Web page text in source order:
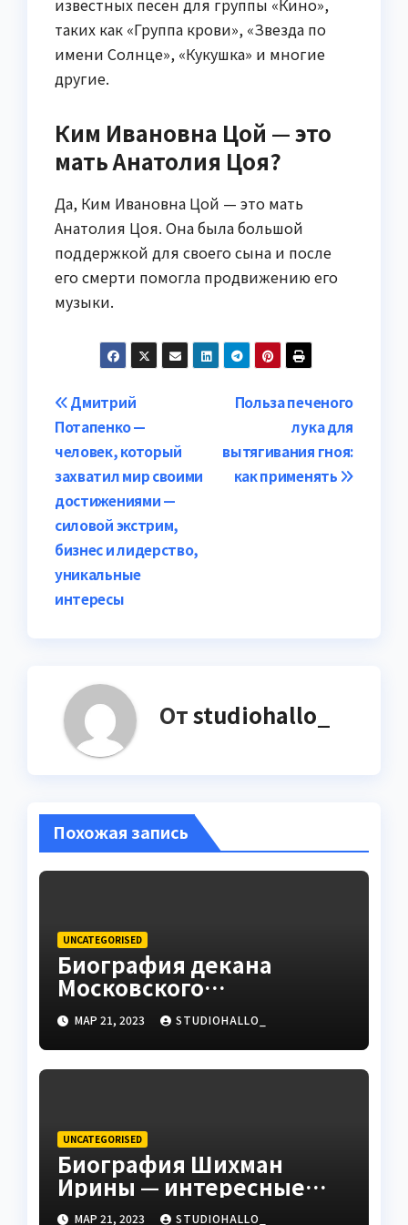
известных песен для группы «Кино»,
таких как «Группа крови», «Звезда по
имени Солнце», «Кукушка» и многие
другие.
Ким Ивановна Цой — это
мать Анатолия Цоя?
Да, Ким Ивановна Цой — это мать
Анатолия Цоя. Она была большой
поддержкой для своего сына и после
его смерти помогла продвижению его
музыки.
Навигация
по
записям
Польза печеного
лука для
вытягивания гноя:
как применять
Дмитрий
Потапенко —
человек, который
захватил мир своими
достижениями —
силовой экстрим,
бизнес и лидерство,
уникальные
интересы
Отstudiohallo_
Похожая запись
UNCATEGORISED
Биография декана
Московского
государственного
университета Андрея
Сидорова — от студента
до руководителя
МАР 21, 2023 STUDIOHALLO_
UNCATEGORISED
Биография Шихман
Ирины — интересные
факты, достижения и
МАР 21, 2023 STUDIOHALLO_